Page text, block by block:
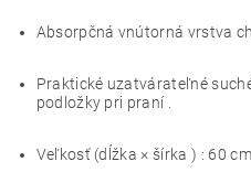
Absorpčná vnútorná vrstva
Praktické uzatvárateľné
podložky pri praní .
Veľkosť (dĺžka × šírka ) : 60